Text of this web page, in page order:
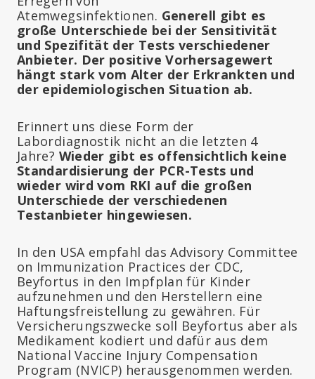
Atemwegsinfektionen. Generell gibt es
große Unterschiede bei der Sensitivität
und Spezifität der Tests verschiedener
Anbieter. Der positive Vorhersagewert
hängt stark vom Alter der Erkrankten und
der epidemiologischen Situation ab.
Erinnert uns diese Form der
Labordiagnostik nicht an die letzten 4
Jahre? Wieder gibt es offensichtlich keine
Standardisierung der PCR-Tests und
wieder wird vom RKI auf die großen
Unterschiede der verschiedenen
Testanbieter hingewiesen.
In den USA empfahl das Advisory Committee
on Immunization Practices der CDC,
Beyfortus in den Impfplan für Kinder
aufzunehmen und den Herstellern eine
Haftungsfreistellung zu gewähren. Für
Versicherungszwecke soll Beyfortus aber als
Medikament kodiert und dafür aus dem
National Vaccine Injury Compensation
Program (NVICP) herausgenommen werden.